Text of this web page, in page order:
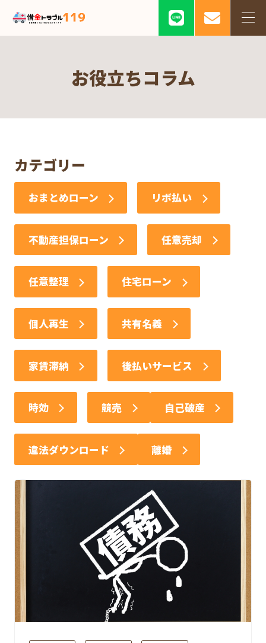
お役立ちコラム
カテゴリー
おまとめローン リボ払い
不動産担保ローン 任意売却
任意整理 住宅ローン
個人再生 共有名義
家賃滞納 後払いサービス
時効 競売 自己破産
違法ダウンロード 離婚